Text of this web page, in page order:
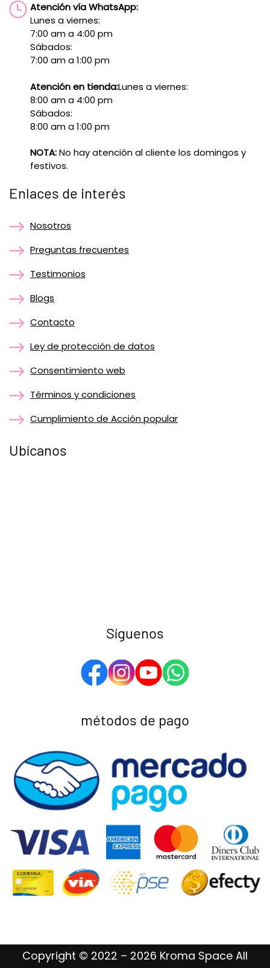
Atención vía WhatsApp:
Lunes a viernes:
7:00 am a 4:00 pm
Sábados:
7:00 am a 1:00 pm
Atención en tienda:Lunes a viernes:
8:00 am a 4:00 pm
Sábados:
8:00 am a 1:00 pm
NOTA:No hay atención al cliente los domingos y
festivos.
Enlaces de interés
Nosotros
Preguntas frecuentes
Testimonios
Blogs
Contacto
Ley de protección de datos
Consentimiento web
Términos y condiciones
Cumplimiento de Acción popular
Ubícanos
Síguenos
métodos de pago
Copyright © 2022 – 2026 Kroma Space All